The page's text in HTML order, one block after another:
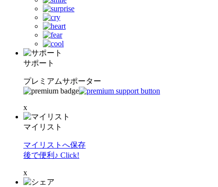
サポート
プレミアムサポーター
x
マイリスト
マイリストへ保存
後で便利♪ Click!
x